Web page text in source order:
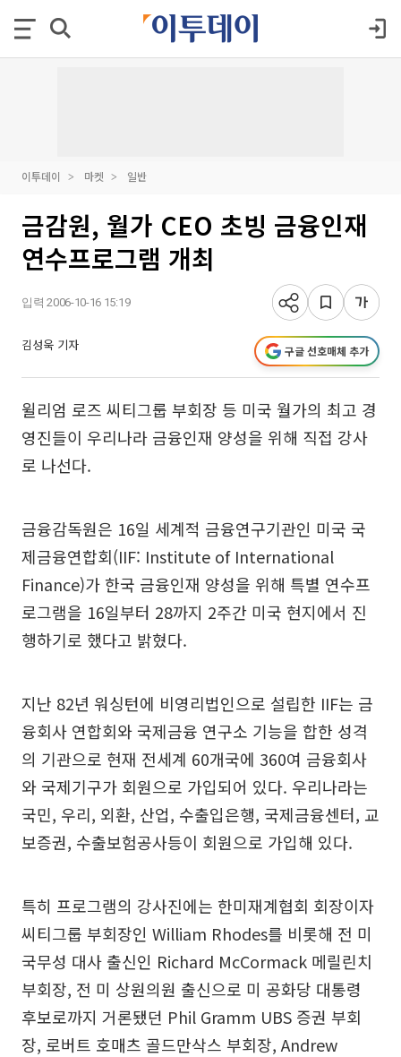
이투데이 마켓 일반
금감원, 월가 CEO 초빙 금융인재
연수프로그램 개최
입력 2006-10-16 15:19
김성욱 기자 구글 선호매체 추가
윌리엄 로즈 씨티그룹 부회장 등 미국 월가의 최고 경
영진들이 우리나라 금융인재 양성을 위해 직접 강사
로 나선다.
금융감독원은 16일 세계적 금융연구기관인 미국 국
제금융연합회(IIF: Institute of International
Finance)가 한국 금융인재 양성을 위해 특별 연수프
로그램을 16일부터 28까지 2주간 미국 현지에서 진
행하기로 했다고 밝혔다.
지난 82년 워싱턴에 비영리법인으로 설립한 IIF는 금
융회사 연합회와 국제금융 연구소 기능을 합한 성격
의 기관으로 현재 전세계 60개국에 360여 금융회사
와 국제기구가 회원으로 가입되어 있다. 우리나라는
국민, 우리, 외환, 산업, 수출입은행, 국제금융센터, 교
보증권, 수출보험공사등이 회원으로 가입해 있다.
특히 프로그램의 강사진에는 한미재계협회 회장이자
씨티그룹 부회장인 William Rhodes를 비롯해 전 미
국무성 대사 출신인 Richard McCormack 메릴린치
부회장, 전 미 상원의원 출신으로 미 공화당 대통령
후보로까지 거론됐던 Phil Gramm UBS 증권 부회
장, 로버트 호매츠 골드만삭스 부회장, Andrew